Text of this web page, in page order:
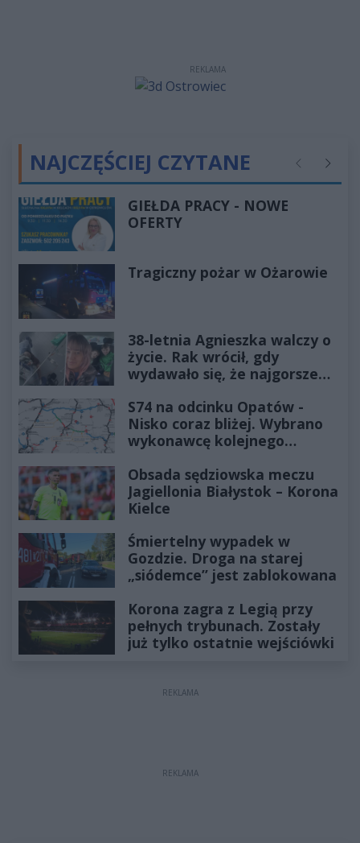
REKLAMA
NAJCZĘŚCIEJ CZYTANE Poprzednie
GIEŁDA PRACY - NOWE
OFERTY
Tragiczny pożar w Ożarowie
38-letnia Agnieszka walczy o
życie. Rak wrócił, gdy
wydawało się, że najgorsze
S74 na odcinku Opatów -
Nisko coraz bliżej. Wybrano
wykonawcę kolejnego
Obsada sędziowska meczu
Jagiellonia Białystok – Korona
Kielce
Śmiertelny wypadek w
Gozdzie. Droga na starej
„siódemce” jest zablokowana
Korona zagra z Legią przy
pełnych trybunach. Zostały
już tylko ostatnie wejściówki
REKLAMA
REKLAMA